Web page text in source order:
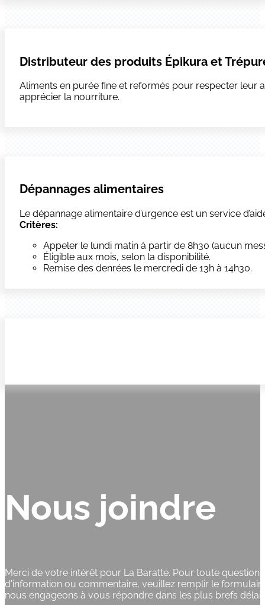
Distributeur des produits Épikura et
Aliments en purée fine et reformés pour respecter leur
apprécier la nourriture.
Dépannages alimentaires
Le dépannage alimentaire d’urgence est un service
Critères:
Appeler le lundi matin à partir de 8h30 (aucun
Éligible aux mois, selon la disponibilité.
​Remise des denrées le mercredi de 13h à 14h30.
Nous joindre
Merci de votre intérêt pour La Baratte. Pour toute
d'information ou commentaire, veuillez remplir le
nous engageons à vous répondre dans les plus brefs